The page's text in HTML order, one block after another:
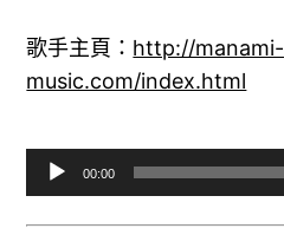
歌手主頁： http://manami-
music.com/index.html
00:00